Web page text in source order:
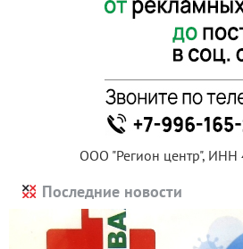
ООО "Регион центр",
Последние новости